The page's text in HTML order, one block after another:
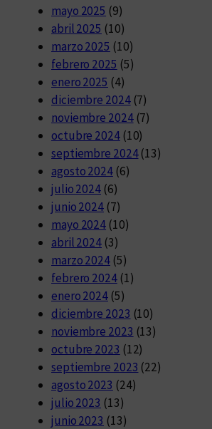
mayo 2025 (9)
abril 2025 (10)
marzo 2025 (10)
febrero 2025 (5)
enero 2025 (4)
diciembre 2024(7)
noviembre 2024(7)
octubre 2024(10)
septiembre 2024(13)
agosto 2024(6)
julio 2024 (6)
junio 2024 (7)
mayo 2024 (10)
abril 2024 (3)
marzo 2024 (5)
febrero 2024(1)
enero 2024 (5)
diciembre 2023 (10)
noviembre 2023 (13)
octubre 2023 (12)
septiembre 2023 (22)
agosto 2023 (24)
julio 2023 (13)
junio 2023 (13)